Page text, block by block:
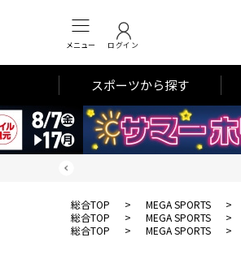
メニュー ログイン
スポーツから探す
総合TOP > MEGA SPORTS >
総合TOP
> MEGA SPORTS >
総合TOP
> MEGA SPORTS >